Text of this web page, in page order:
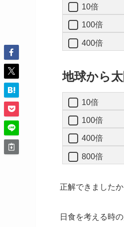
10倍
100倍
400倍
地球から
10倍
100倍
400倍
800倍
正解できましたか
日食を考える時